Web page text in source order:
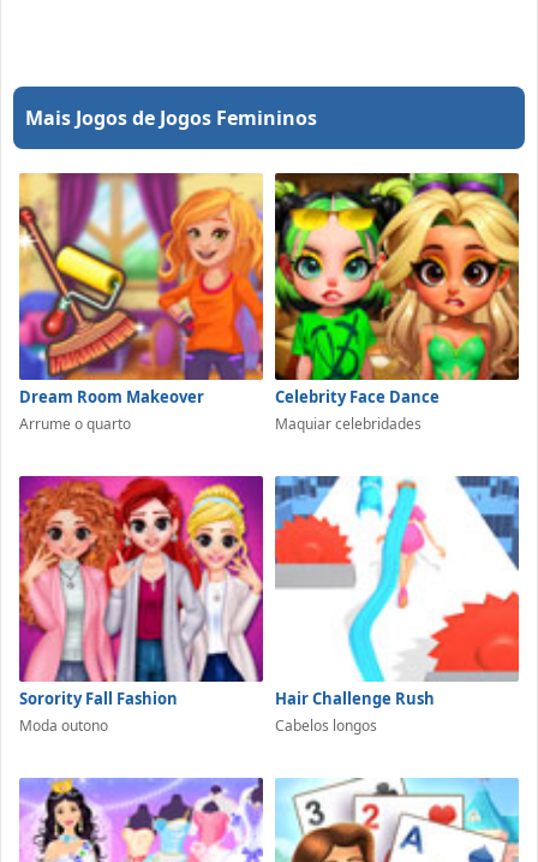
Mais Jogos de Jogos Femininos
Dream Room Makeover
Arrume o quarto
Celebrity Face Dance
Maquiar celebridades
Sorority Fall Fashion
Moda outono
Hair Challenge Rush
Cabelos longos